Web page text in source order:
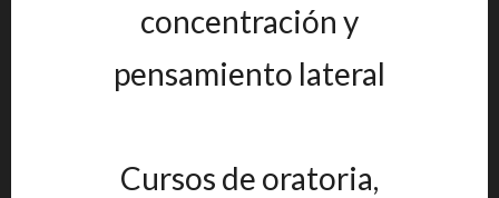
concentración y
pensamiento lateral
Cursos de oratoria,